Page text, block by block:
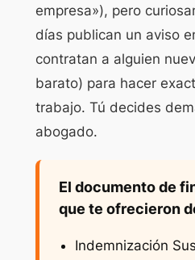
empresa»), pero
días publican un aviso
contratan a alguien
barato) para hacer
trabajo. Tú decides
abogado.
El documento de
que te ofrecieron
Indemnización